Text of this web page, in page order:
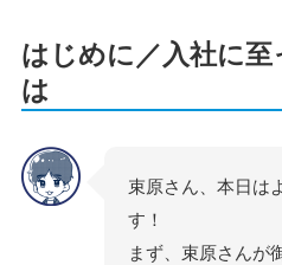
はじめに／入社に至
は
束原さん、本日は
す！
まず、束原さんが